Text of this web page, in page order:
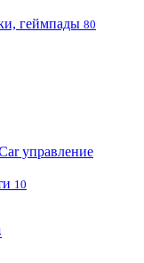
геймпады 80
управление
10